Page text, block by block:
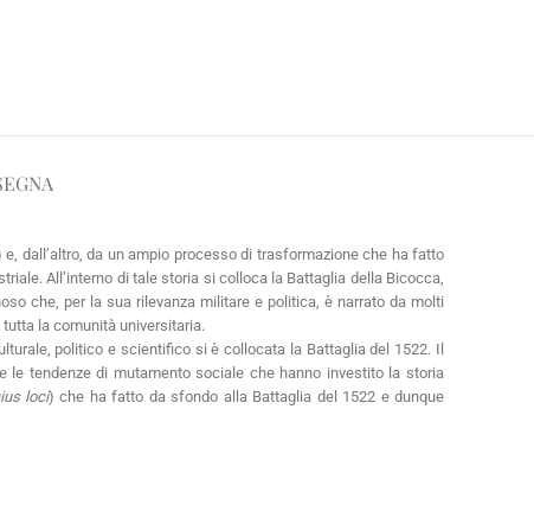
dall’altro, da un ampio processo di trasformazione che ha fatto
All’interno di tale storia si colloca la Battaglia della Bicocca,
che, per la sua rilevanza militare e politica, è narrato da molti
la comunità universitaria.
politico e scientifico si è collocata la Battaglia del 1522. Il
tendenze di mutamento sociale che hanno investito la storia
loci) che ha fatto da sfondo alla Battaglia del 1522 e dunque